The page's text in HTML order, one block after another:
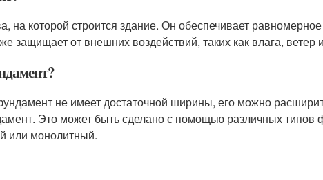
на которой строится здание. Он обеспечивает
защищает от внешних воздействий, таких как влага, ветер
не имеет достаточной ширины, его можно
Это может быть сделано с помощью различных типов
или монолитный.